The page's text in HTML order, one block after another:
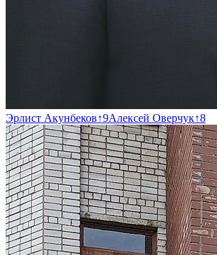
Эрлист Акунбеков↑9Алексей Оверчук↑8